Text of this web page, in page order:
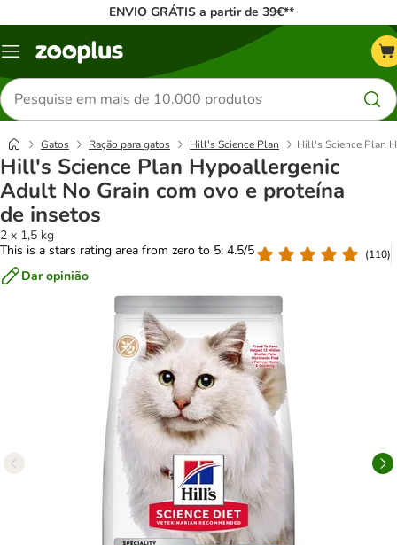
ENVIO GRÁTIS a partir de 39€**
Menu
Pesquisar
produtos
Gatos Ração para gatos Hill's Science Plan Hill's Science Plan
Hill's Science Plan Hypoallergenic
Adult No Grain com ovo e proteína
de insetos
2 x 1,5 kg
This is a stars rating area from zero to 5: 4.5/5
(110)
Dar opinião